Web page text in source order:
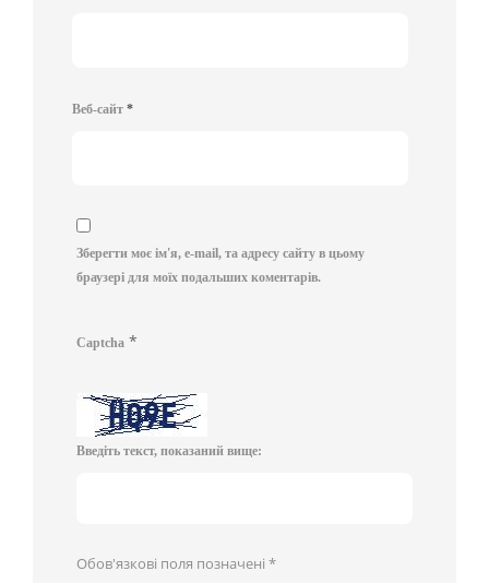
Веб-сайт *
Зберегти моє ім'я, e-mail, та адресу сайту в цьому
браузері для моїх подальших коментарів.
Captcha *
Введіть текст, показаний вище:
Обов'язкові поля позначені *